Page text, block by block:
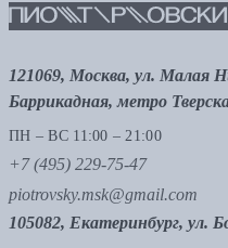
121069, Москва, ул. Малая
Баррикадная, метро
ПН – ВС 11:00 – 21:00
+7 (495) 229-75-47
piotrovsky.msk@gmail.com
105082, Екатеринбург, ул.